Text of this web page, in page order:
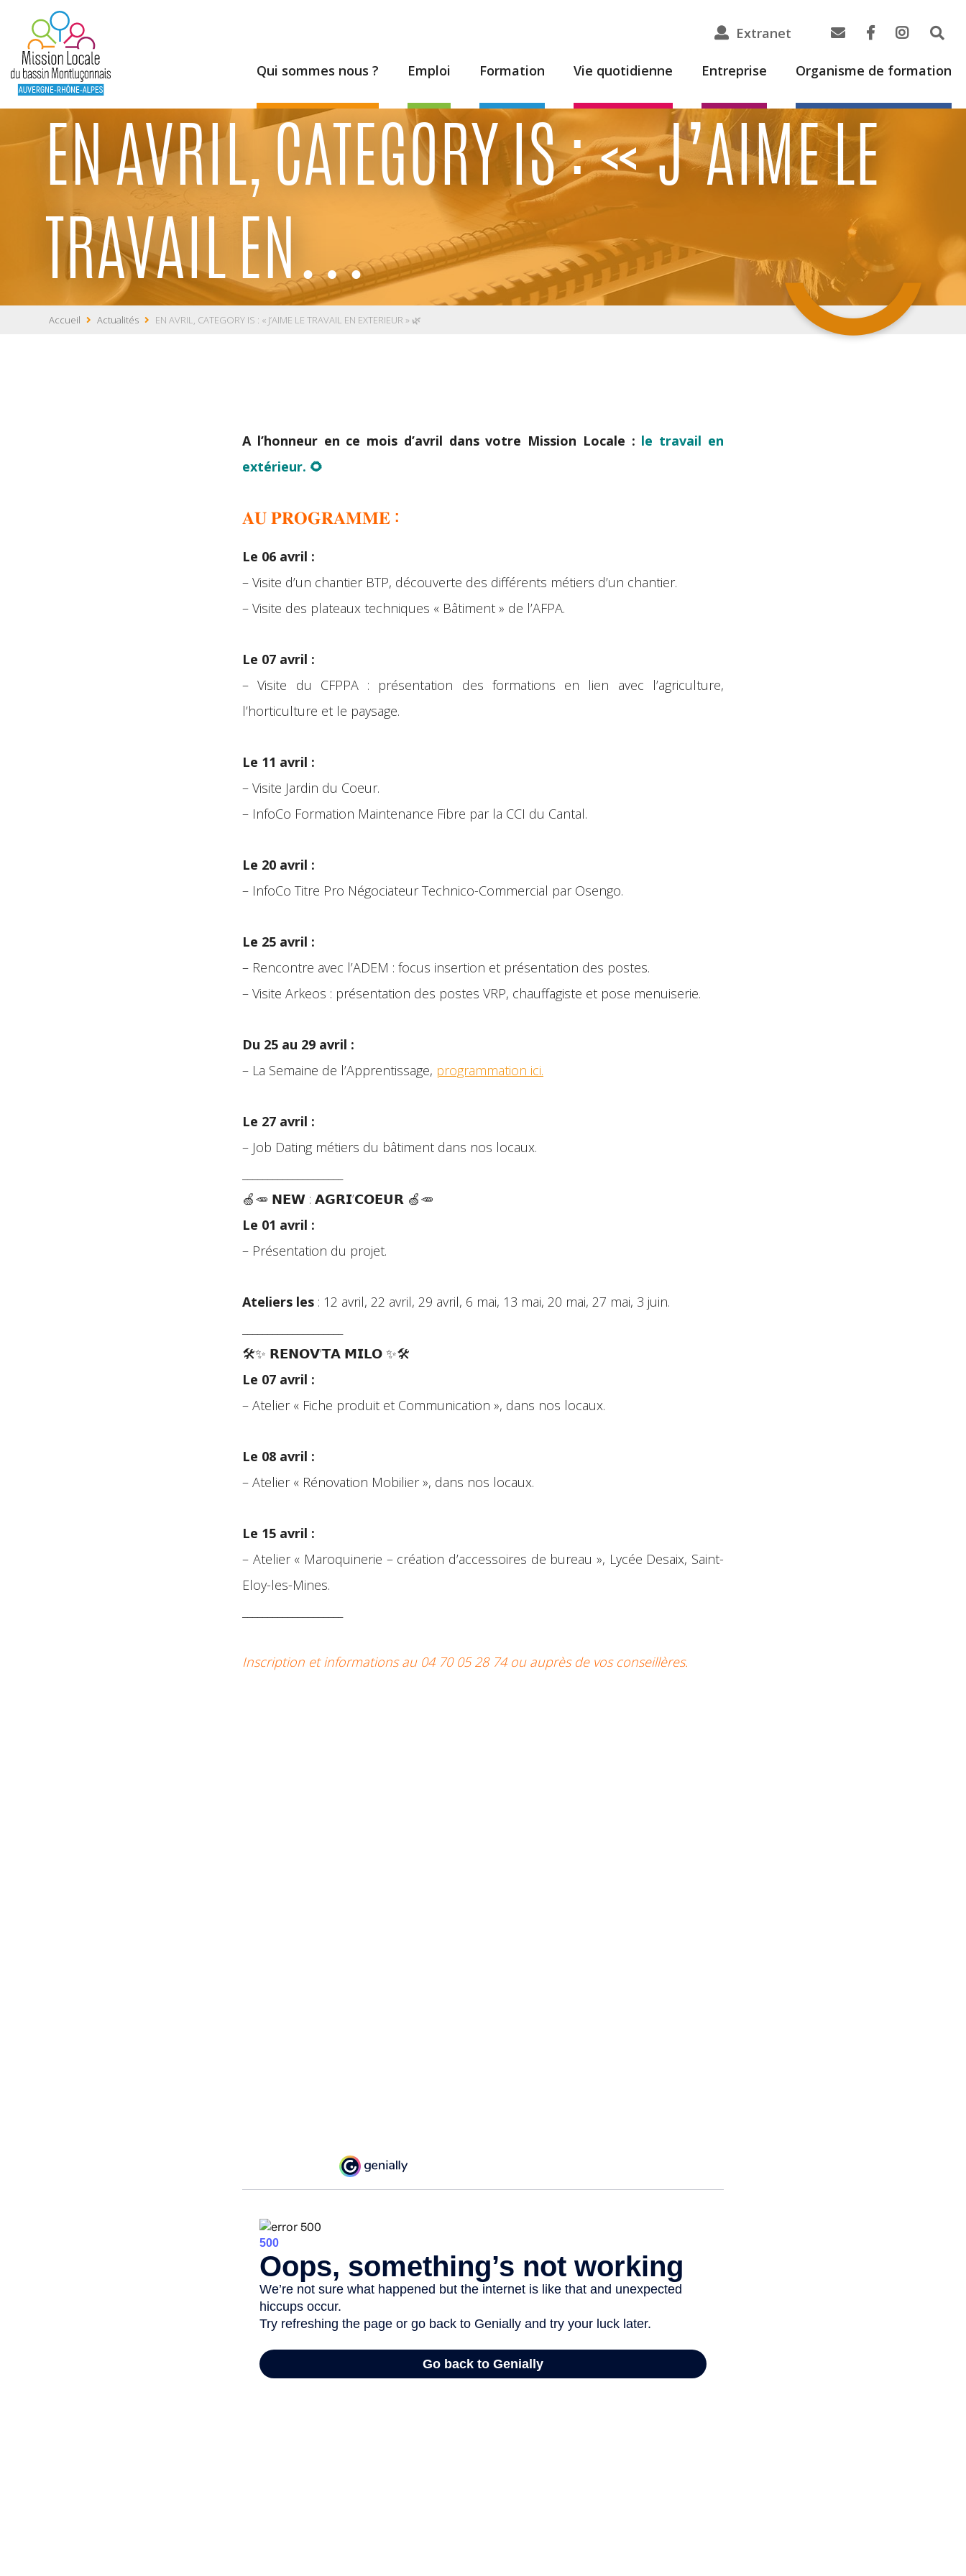
Extranet
Qui sommes nous ? Emploi Formation Vie quotidienne Entreprise Organisme de formation
EN AVRIL, CATEGORY IS : « J’AIME LE
TRAVAIL EN…
Accueil Actualités EN AVRIL, CATEGORY IS : « J’AIME LE TRAVAIL EN EXTERIEUR » 🌿
A l’honneur en ce mois d’avril dans votre Mission Locale : le travail en
extérieur. 🌻
𝐀𝐔 𝐏𝐑𝐎𝐆𝐑𝐀𝐌𝐌𝐄 :
Le 06 avril :
– Visite d’un chantier BTP, découverte des différents métiers d’un chantier.
– Visite des plateaux techniques « Bâtiment » de l’AFPA.
Le 07 avril :
– Visite du CFPPA : présentation des formations en lien avec l’agriculture,
l’horticulture et le paysage.
Le 11 avril :
– Visite Jardin du Coeur.
– InfoCo Formation Maintenance Fibre par la CCI du Cantal.
Le 20 avril :
– InfoCo Titre Pro Négociateur Technico-Commercial par Osengo.
Le 25 avril :
– Rencontre avec l’ADEM : focus insertion et présentation des postes.
– Visite Arkeos : présentation des postes VRP, chauffagiste et pose menuiserie.
Du 25 au 29 avril :
– La Semaine de l’Apprentissage, programmation ici.
Le 27 avril :
– Job Dating métiers du bâtiment dans nos locaux.
🍏🥕 𝗡𝗘𝗪 : 𝗔𝗚𝗥𝗜’𝗖𝗢𝗘𝗨𝗥 🍏🥕
Le 01 avril :
– Présentation du projet.
Ateliers les : 12 avril, 22 avril, 29 avril, 6 mai, 13 mai, 20 mai, 27 mai, 3 juin.
🛠️✨ 𝗥𝗘𝗡𝗢𝗩’𝗧𝗔 𝗠𝗜𝗟𝗢 ✨🛠️
Le 07 avril :
– Atelier « Fiche produit et Communication », dans nos locaux.
Le 08 avril :
– Atelier « Rénovation Mobilier », dans nos locaux.
Le 15 avril :
– Atelier « Maroquinerie – création d’accessoires de bureau », Lycée Desaix, Saint-
Eloy-les-Mines.
Inscription et informations au 04 70 05 28 74 ou auprès de vos conseillères.